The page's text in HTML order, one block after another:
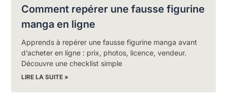
Comment repérer une fausse figurine
manga en ligne
Apprends à repérer une fausse figurine manga avant
d’acheter en ligne : prix, photos, licence, vendeur.
Découvre une checklist simple
LIRE LA SUITE »